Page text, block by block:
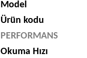
Model
Ürün kodu
PERFORMANS
Okuma Hızı